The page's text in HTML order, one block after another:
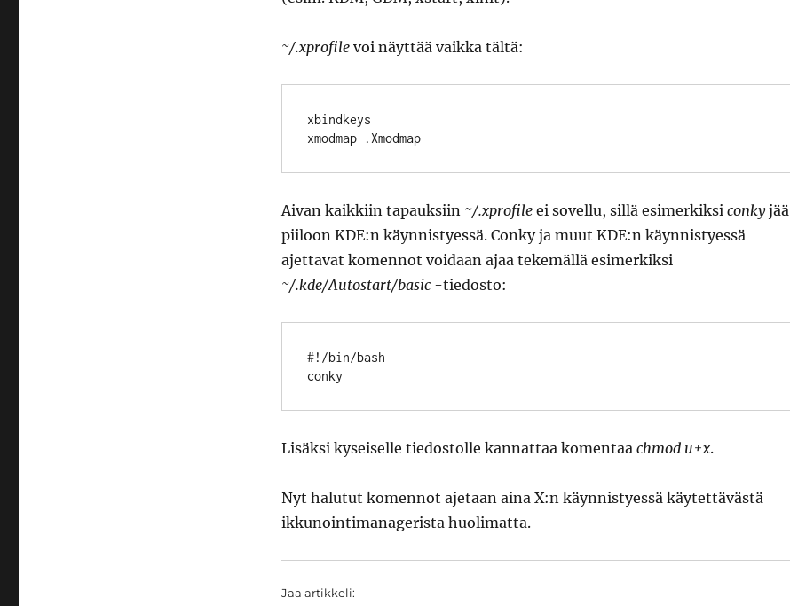
~/.xprofilevoi näyttää vaikka tältä:
xbindkeys
xmodmap .Xmodmap
Aivan kaikkiin tapauksiin ~/.xprofileei sovellu, sillä esimerkiksi conkyjää
piiloon KDE:n käynnistyessä. Conky ja muut KDE:n käynnistyessä
ajettavat komennot voidaan ajaa tekemällä esimerkiksi
~/.kde/Autostart/basic-tiedosto:
#!/bin/bash
Lisäksi kyseiselle tiedostolle kannattaa komentaa chmod u+x.
Nyt halutut komennot ajetaan aina X:n käynnistyessä käytettävästä
ikkunointimanagerista huolimatta.
Jaa artikkeli: